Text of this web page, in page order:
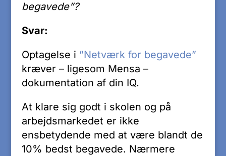
begavede”?
Svar:
Optagelse i ”Netværk for begavede”
kræver – ligesom Mensa –
dokumentation af din IQ.
At klare sig godt i skolen og på
arbejdsmarkedet er ikke
ensbetydende med at være blandt de
10% bedst begavede. Nærmere